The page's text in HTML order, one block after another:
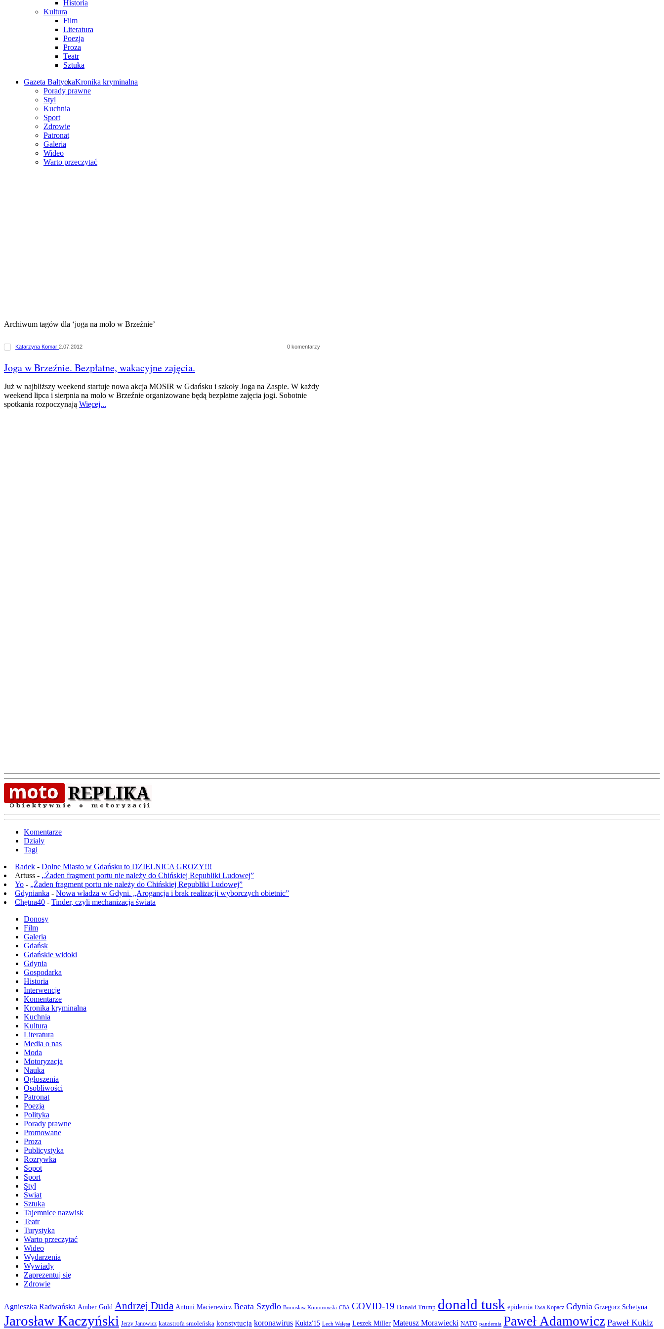
Historia
Kultura
Film
Literatura
Poezja
Proza
Teatr
Sztuka
Gazeta BałtyckaKronika kryminalna
Porady prawne
Styl
Kuchnia
Sport
Zdrowie
Patronat
Galeria
Wideo
Warto przeczytać
Archiwum tagów dla ‘joga na molo w Brzeźnie’
Katarzyna Komar 2.07.2012 0 komentarzy
Joga w Brzeźnie. Bezpłatne, wakacyjne zajęcia.
Już w najbliższy weekend startuje nowa akcja MOSIR w Gdańsku i szkoły Joga na Zaspie. W każdy
weekend lipca i sierpnia na molo w Brzeźnie organizowane będą bezpłatne zajęcia jogi. Sobotnie
spotkania rozpoczynają Więcej...
Komentarze
Działy
Tagi
Radek - Dolne Miasto w Gdańsku to DZIELNICA GROZY!!!
Artuss - „Żaden fragment portu nie należy do Chińskiej Republiki Ludowej”
Yo - „Żaden fragment portu nie należy do Chińskiej Republiki Ludowej”
Gdynianka - Nowa władza w Gdyni. „Arogancja i brak realizacji wyborczych obietnic”
Chętna40 - Tinder, czyli mechanizacja świata
Donosy
Film
Galeria
Gdańsk
Gdańskie widoki
Gdynia
Gospodarka
Historia
Interwencje
Komentarze
Kronika kryminalna
Kuchnia
Kultura
Literatura
Media o nas
Moda
Motoryzacja
Nauka
Ogłoszenia
Osobliwości
Patronat
Poezja
Polityka
Porady prawne
Promowane
Proza
Publicystyka
Rozrywka
Sopot
Sport
Styl
Świat
Sztuka
Tajemnice nazwisk
Teatr
Turystyka
Warto przeczytać
Wideo
Wydarzenia
Wywiady
Zaprezentuj się
Zdrowie
Agnieszka Radwańska Amber Gold Andrzej Duda Antoni Macierewicz Beata Szydło Bronisław Komorowski CBA COVID-19 Donald Trump donald tusk epidemia Ewa Kopacz Gdynia Grzegorz Schetyna
Jarosław Kaczyński Jerzy Janowicz katastrofa smoleńska konstytucja koronawirus Kukiz'15 Lech Wałęsa Leszek Miller Mateusz Morawiecki NATO pandemia Paweł Adamowicz Paweł Kukiz